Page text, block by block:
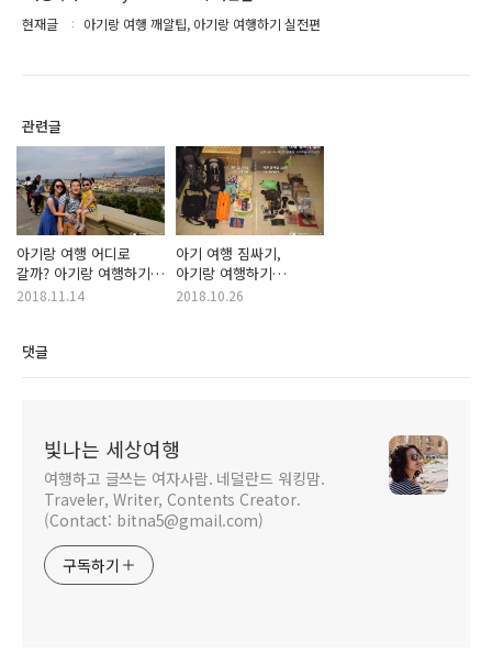
현재글 아기랑 여행 깨알팁, 아기랑 여행하기 실전편
관련글
아기랑 여행 어디로
갈까? 아기랑 여행하기
계획편
2018.11.14
아기 여행 짐싸기,
아기랑 여행하기
준비물편
2018.10.26
댓글
빛나는 세상여행
여행하고 글쓰는 여자사람. 네덜란드 워킹맘.
Traveler, Writer, Contents Creator.
(Contact: bitna5@gmail.com)
구독하기